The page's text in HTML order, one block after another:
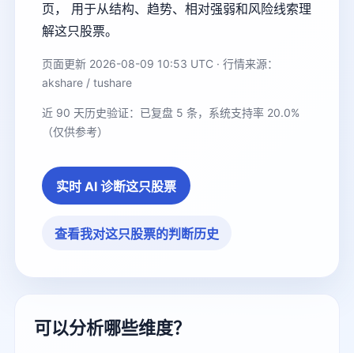
页， 用于从结构、趋势、相对强弱和风险线索理
解这只股票。
页面更新 2026-08-09 10:53 UTC · 行情来源：
akshare / tushare
近 90 天历史验证：已复盘 5 条，系统支持率 20.0%
（仅供参考）
实时 AI 诊断这只股票
查看我对这只股票的判断历史
可以分析哪些维度？